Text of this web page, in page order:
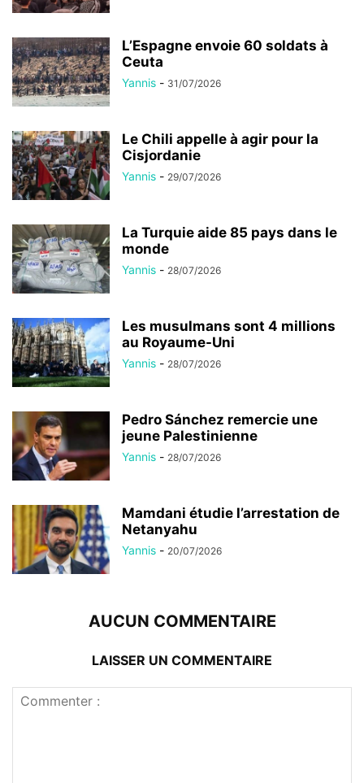
L’Espagne envoie 60 soldats à
Ceuta
Yannis - 31/07/2026
Le Chili appelle à agir pour la
Cisjordanie
Yannis - 29/07/2026
La Turquie aide 85 pays dans le
monde
Yannis - 28/07/2026
Les musulmans sont 4 millions
au Royaume-Uni
Yannis - 28/07/2026
Pedro Sánchez remercie une
jeune Palestinienne
Yannis - 28/07/2026
Mamdani étudie l’arrestation de
Netanyahu
Yannis - 20/07/2026
AUCUN COMMENTAIRE
LAISSER UN COMMENTAIRE